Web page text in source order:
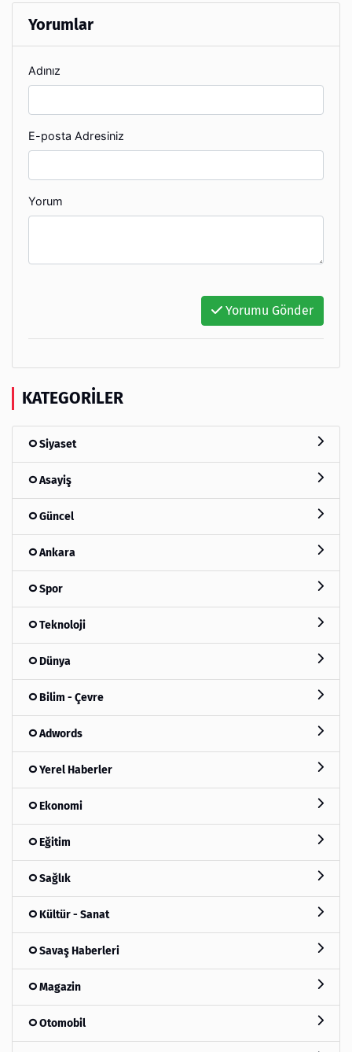
Yorumlar
Adınız
E-posta Adresiniz
Yorum
Yorumu Gönder
KATEGORILER
Siyaset
Asayiş
Güncel
Ankara
Spor
Teknoloji
Dünya
Bilim - Çevre
Adwords
Yerel Haberler
Ekonomi
Eğitim
Sağlık
Kültür - Sanat
Savaş Haberleri
Magazin
Otomobil